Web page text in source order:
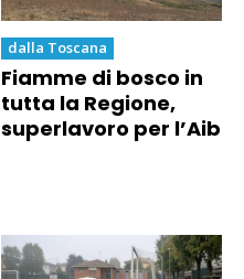
dalla Toscana
Fiamme di bosco in
tutta la Regione,
superlavoro per l’Aib